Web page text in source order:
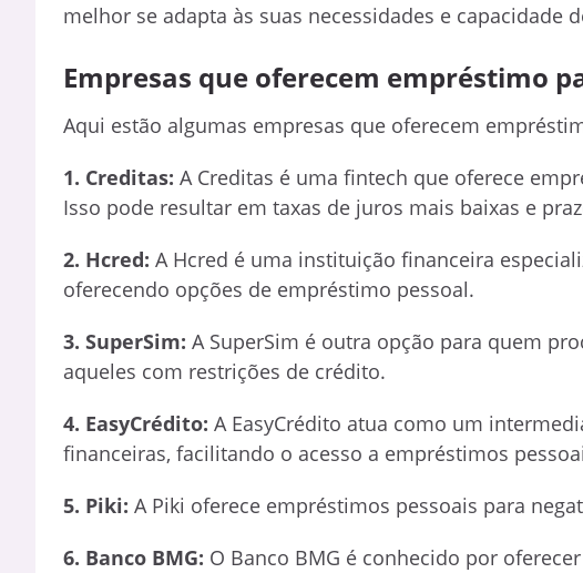
melhor se adapta às suas necessidades e capacidade
Empresas que oferecem empréstimo
Aqui estão algumas empresas que oferecem
1. Creditas: A Creditas é uma fintech que oferece
Isso pode resultar em taxas de juros mais baixas e
2. Hcred: A Hcred é uma instituição financeira
oferecendo opções de empréstimo pessoal.
3. SuperSim: A SuperSim é outra opção para quem
aqueles com restrições de crédito.
4. EasyCrédito: A EasyCrédito atua como um
financeiras, facilitando o acesso a empréstimos
5. Piki: A Piki oferece empréstimos pessoais para
6. Banco BMG: O Banco BMG é conhecido por